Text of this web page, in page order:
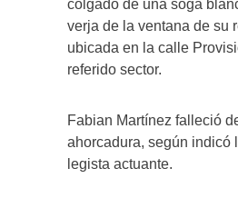
colgado de una soga
verja de la ventana de su
ubicada en la calle
referido sector.
Fabian Martínez falleció
ahorcadura, según indicó
legista actuante.